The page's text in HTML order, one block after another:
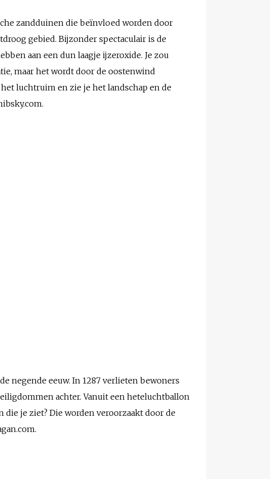
zandduinen die beïnvloed worden door
gebied. Bijzonder spectaculair is de
aan een dun laagje ijzeroxide. Je zou
maar het wordt door de oostenwind
luchtruim en zie je het landschap en de
negende eeuw. In 1287 verlieten bewoners
achter. Vanuit een heteluchtballon
je ziet? Die worden veroorzaakt door de